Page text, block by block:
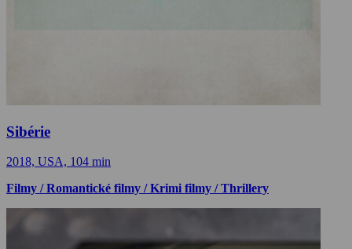
Sibérie
2018, USA, 104 min
Filmy / Romantické filmy / Krimi filmy / Thrillery